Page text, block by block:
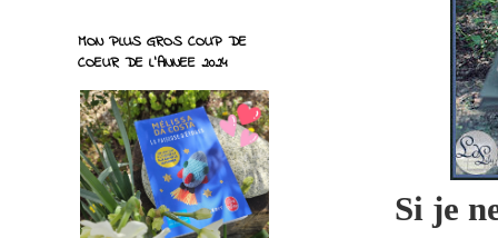
Si je
MON PLUS GROS COUP DE
COEUR DE L'ANNEE 2024